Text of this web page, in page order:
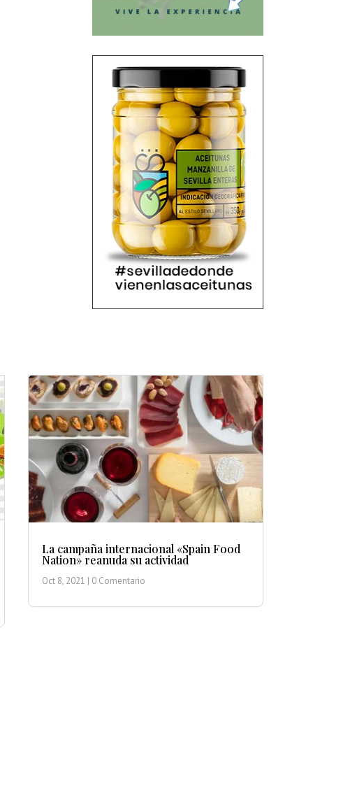
La campaña internacional «Spain Food
Nation» reanuda su actividad
Oct 8, 2021 | 0 Comentario